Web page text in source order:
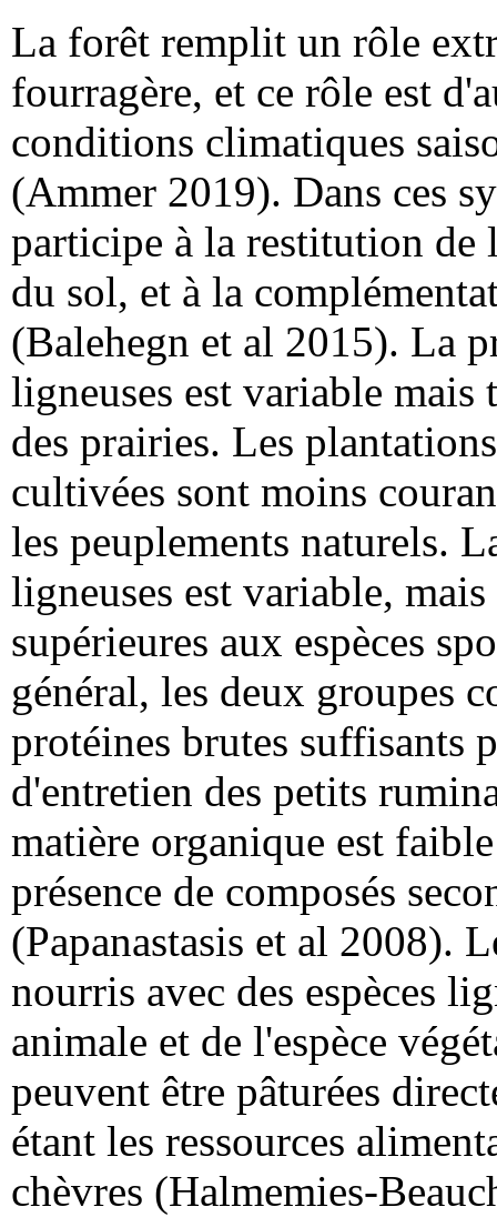
La forêt remplit un rôle
fourragère, et ce rôle est
conditions climatiques
(Ammer 2019). Dans ces
participe à la restitution de
du sol, et à la
(Balehegn et al 2015). La
ligneuses est variable mais
des prairies. Les
cultivées sont moins
les peuplements naturels.
ligneuses est variable,
supérieures aux espèces
général, les deux groupes
protéines brutes suffisants
d'entretien des petits
matière organique est
présence de composés
(Papanastasis et al 2008).
nourris avec des espèces
animale et de l'espèce
peuvent être pâturées
étant les ressources
chèvres (Halmemies-